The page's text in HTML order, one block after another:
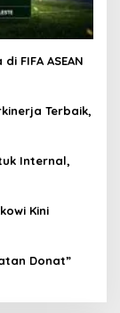
FIFA ASEAN
Terbaik,
Internal,
Kini
Donat”